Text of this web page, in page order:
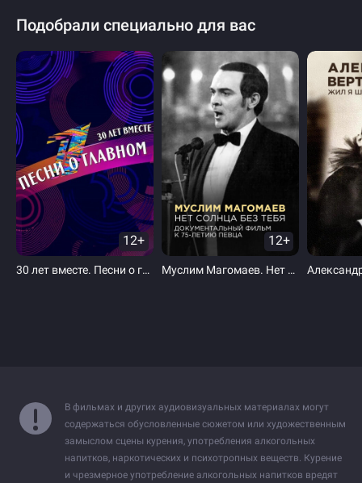
Подобрали специально для вас
12+
30 лет вместе. Песни о главном
12+
Муслим Магомаев. Нет солнца без тебя
В фильмах и других аудиовизуальных материалах могут
содержаться обусловленные сюжетом или художественным
замыслом сцены курения, употребления алкогольных
напитков, наркотических и психотропных веществ. Курение
и чрезмерное употребление алкогольных напитков вредят